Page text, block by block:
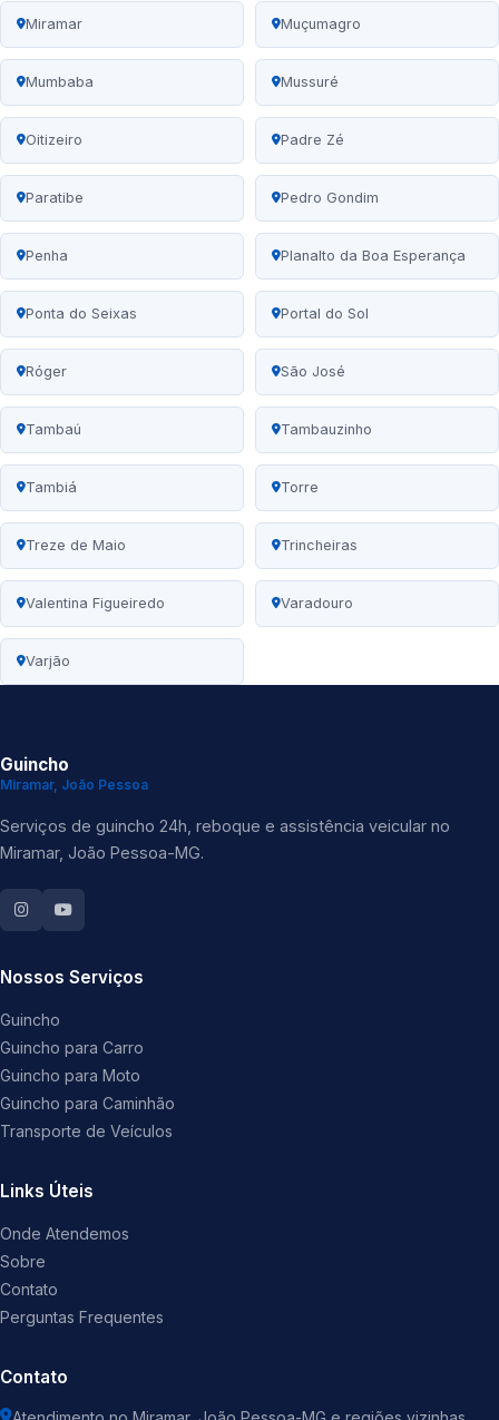
Miramar Muçumagro
Mumbaba Mussuré
Oitizeiro Padre Zé
Paratibe Pedro Gondim
Penha Planalto da Boa Esperança
Ponta do Seixas Portal do Sol
Róger São José
Tambaú Tambauzinho
Tambiá Torre
Treze de Maio Trincheiras
Valentina Figueiredo Varadouro
Varjão
Guincho
Miramar, João Pessoa
Serviços de guincho 24h, reboque e assistência veicular no
Miramar, João Pessoa-MG.
Nossos Serviços
Guincho
Guincho para Carro
Guincho para Moto
Guincho para Caminhão
Transporte de Veículos
Links Úteis
Onde Atendemos
Sobre
Contato
Perguntas Frequentes
Contato